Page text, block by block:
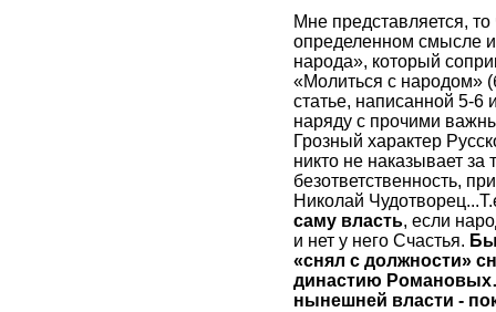
Мне представляется,
определенном смысле
народа», который
«Молиться с народом»
статье, написанной 5-6
наряду с прочими
Грозный характер
никто не наказывает за
безответственность,
Николай
саму власть, если
и нет у него Счастья.
«снял с должности»
династию
нынешней власти -